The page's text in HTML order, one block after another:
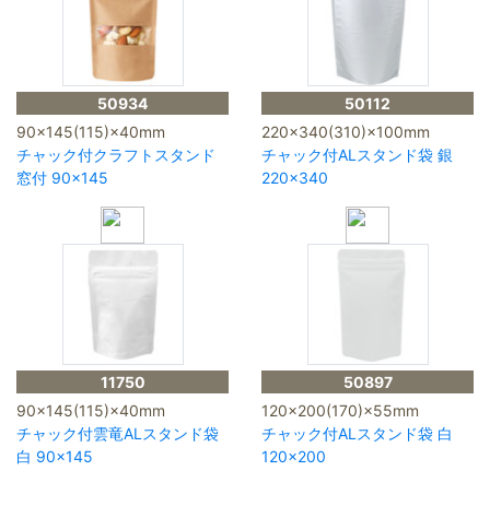
50934
90×145(115)×40mm
チャック付クラフトスタンド
窓付 90×145
50112
220×340(310)×100mm
チャック付ALスタンド袋 銀
220×340
11750
90×145(115)×40mm
チャック付雲竜ALスタンド袋
白 90×145
50897
120×200(170)×55mm
チャック付ALスタンド袋 白
120×200